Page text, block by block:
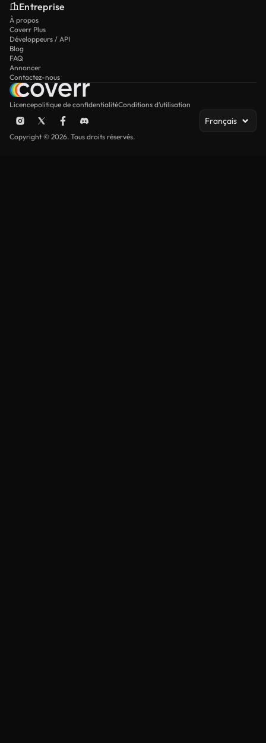
Entreprise
À propos
Coverr Plus
Développeurs / API
Blog
FAQ
Annoncer
Contactez-nous
Licencepolitique de confidentialitéConditions d’utilisation
Français
Copyright © 2026. Tous droits réservés.